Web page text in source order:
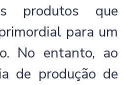
produtos que
para um
No entanto, ao
de produção de